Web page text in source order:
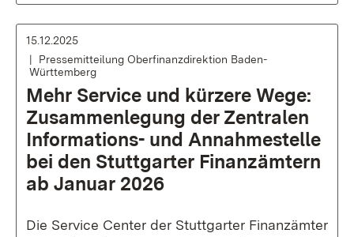
15.12.2025
Pressemitteilung Oberfinanzdirektion Baden-
Württemberg
Mehr Service und kürzere Wege:
Zusammenlegung der Zentralen
Informations- und Annahmestelle
bei den Stuttgarter Finanzämtern
ab Januar 2026
Die Service Center der Stuttgarter Finanzämter